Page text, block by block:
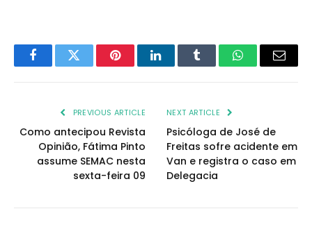
FacebookTwitter PinterestLinkedInTumblr WhatsAppEmail
PREVIOUS ARTICLE
Como antecipou Revista
Opinião, Fátima Pinto
assume SEMAC nesta
sexta-feira 09
NEXT ARTICLE
Psicóloga de José de
Freitas sofre acidente em
Van e registra o caso em
Delegacia